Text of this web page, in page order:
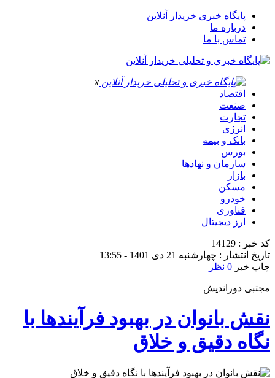
پایگاه خبری خریدار آنلاین
درباره ما
تماس با ما
x
اقتصاد
صنعت
تجارت
انرژی
بانک و بیمه
بورس
سازمان و نهادها
بازار
مسکن
خودرو
فناوری
ارز دیجیتال
کد خبر : 14129
تاریخ انتشار : چهارشنبه 21 دی 1401 - 13:55
چاپ خبر 0 نظر
مجتبی دوراندیش
نقش بانوان در بهبود فرآیندها با
نگاه دقیق و خلاق